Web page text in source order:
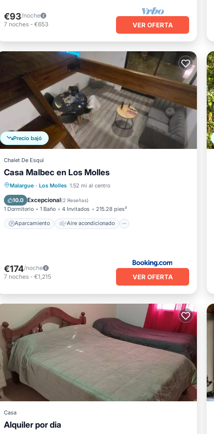
€93/noche
7 noches - €653 VER OFERTA
Precio bajó
Chalet De Esquí
Casa Malbec en Los Molles
Malargue · Los Molles 1.52 mi al centro
10.0 Excepcional(2 Reseñas)
1 Dormitorio 1 Baño 4 Invitados 215.28 pies²
Aparcamiento Aire acondicionado
Aparcamiento
Aire acondicionado
Internet
Apto para niños
€174/noche
7 noches - €1,215 VER OFERTA
Casa
Alquiler por dia
Cocina